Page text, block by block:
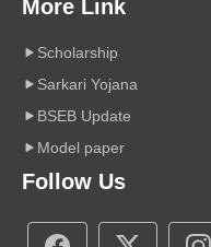
More Link
Scholarship
Sarkari Yojana
BSEB Update
Model paper
Follow Us